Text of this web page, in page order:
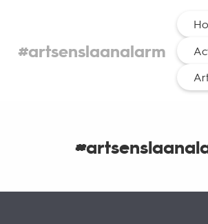
#artsenslaanalarm